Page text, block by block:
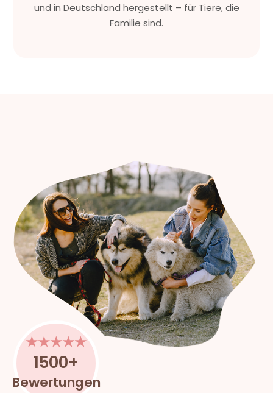
und in Deutschland hergestellt – für Tiere, die
Familie sind.
★★★★★
1500+
Bewertungen